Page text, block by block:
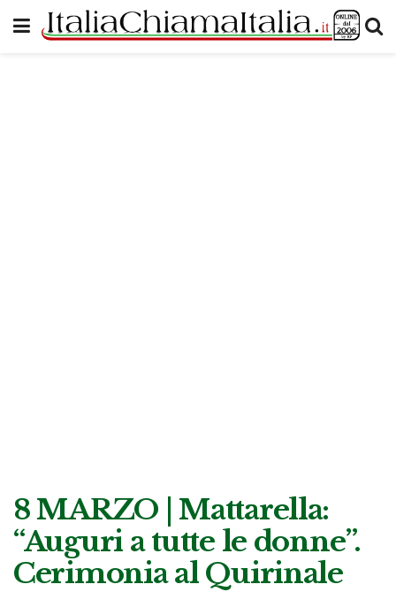
8 MARZO | Mattarella:
“Auguri a tutte le donne”.
Cerimonia al Quirinale